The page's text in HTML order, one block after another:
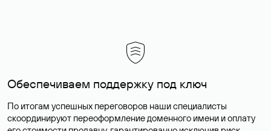
Обеспечиваем поддержку под ключ
По итогам успешных переговоров наши специалисты
скоординируют переоформление доменного имени и оплату